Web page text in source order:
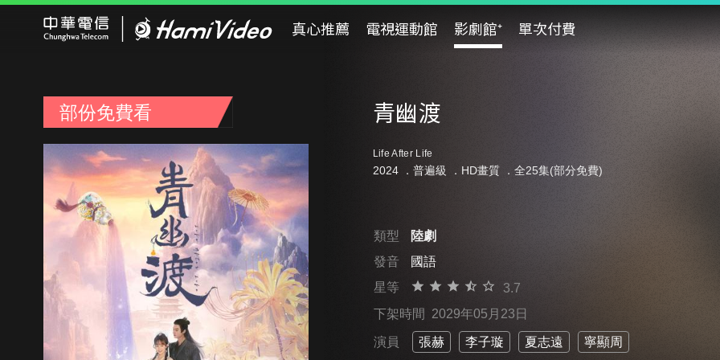
真心推薦 電視運動館 影劇館⁺ 單次付費
部份免費看 青幽渡
Life After Life
2024 ． 普遍級 ．HD畫質 ．全25集(部分免費)
類型
陸劇
發音
國語
星等
3.7
下架時間 2029年05月23日
演員 張赫 李子璇 夏志遠 寧顯周